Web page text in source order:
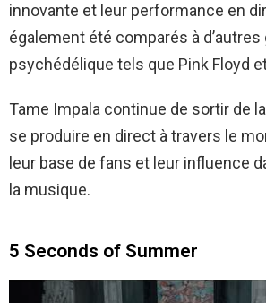
innovante et leur performance en
également été comparés à
psychédélique tels que Pink Floyd
Tame Impala continue de sortir de
se produire en direct à travers le
leur base de fans et leur influence
la musique.
5 Seconds of Summer